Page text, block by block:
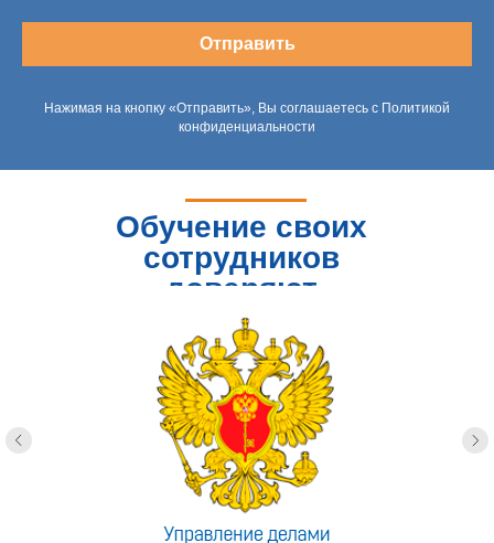
Отправить
Нажимая на кнопку «Отправить», Вы соглашаетесь с Политикой
конфиденциальности
Обучение своих
сотрудников
доверяют